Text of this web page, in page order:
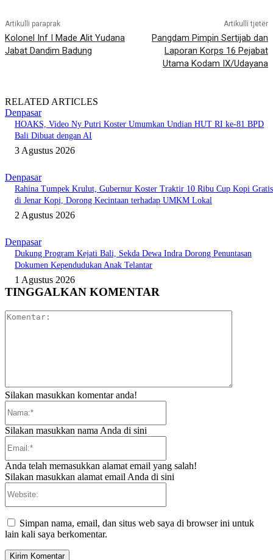
Artikulli paraprak
Kolonel Inf I Made Alit Yudana
Jabat Dandim Badung
Artikulli tjetër
Pangdam Pimpin Sertijab dan
Laporan Korps 16 Pejabat
Utama Kodam IX/Udayana
RELATED ARTICLES
Denpasar
HOAKS, Video Ny Putri Koster Umumkan Undian HUT RI ke-81 BPD
Bali Dibuat dengan AI
3 Agustus 2026
Denpasar
Rahina Tumpek Krulut, Gubernur Koster Traktir 10 Ribu Cup Kopi Gratis
di Jenar Kopi, Dorong Kecintaan terhadap UMKM Lokal
2 Agustus 2026
Denpasar
Dukung Program Kejati Bali, Sekda Dewa Indra Dorong Penuntasan
Dokumen Kependudukan Anak Telantar
1 Agustus 2026
TINGGALKAN KOMENTAR
Silakan masukkan komentar anda!
Silakan masukkan nama Anda di sini
Anda telah memasukkan alamat email yang salah!
Silakan masukkan alamat email Anda di sini
Simpan nama, email, dan situs web saya di browser ini untuk
lain kali saya berkomentar.